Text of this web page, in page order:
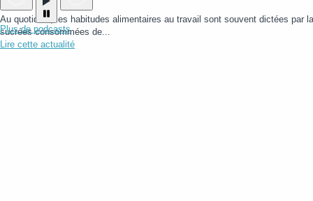
Au quotidien, les habitudes alimentaires au travail sont souvent dictées
sucrées consommées de...
Lire cette actualité
Plus de podcasts